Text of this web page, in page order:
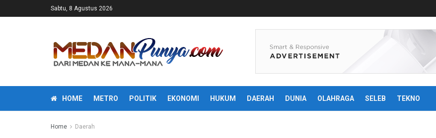
Sabtu, 8 Agustus 2026
HOME METRO POLITIK EKONOMI HUKUM DAERAH DUNIA OLAHRAGA SELEB TEKNO
Home Daerah